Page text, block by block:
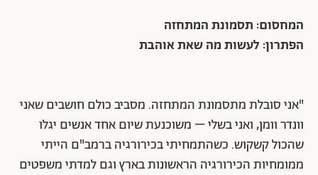
המחסום: תסמונת המתחזה
הפתרון: לעשות מה שאת אוהבת
"אני סובלת מתסמונת המתחזה. מסביב כולם חושבים שאני
וונדר וומן, ואני בשלי – משוכנעת שיום אחד אנשים יגלו
שהכול קשקוש. כשהתמחיתי בכירורגיה ברמב"ם הייתי
ממומחיות הכירורגיה הראשונות בארץ וגם למדתי משפטים